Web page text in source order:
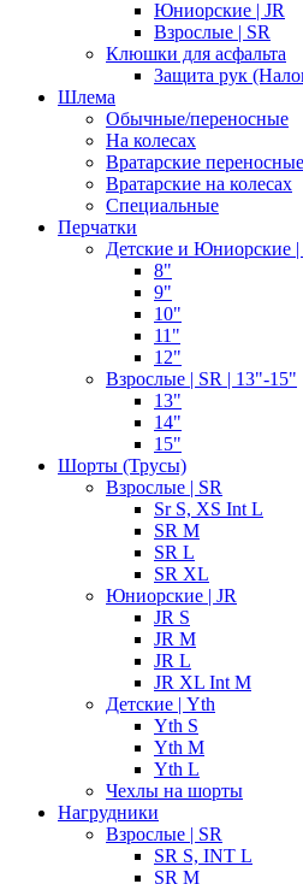
Юниорские | JR
Взрослые | SR
Клюшки для асфальта
Защита рук
Шлема
Обычные/переносные
На колесах
Вратарские переносные
Вратарские на колесах
Специальные
Перчатки
Детские и Юниорские
8"
9"
10"
11"
12"
Взрослые | SR | 13"-15"
13"
14"
15"
Шорты (Трусы)
Взрослые | SR
Sr S, XS Int L
SR M
SR L
SR XL
Юниорские | JR
JR S
JR M
JR L
JR XL Int M
Детские | Yth
Yth S
Yth M
Yth L
Чехлы на шорты
Нагрудники
Взрослые | SR
SR S, INT L
SR M